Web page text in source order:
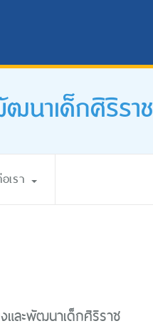
นาเด็กศิริราช
เรา
และพัฒนาเด็กศิริราช